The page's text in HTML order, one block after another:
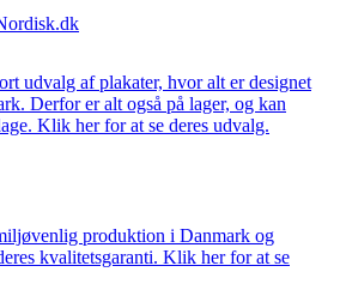
udvalg af plakater, hvor alt er designet
Derfor er alt også på lager, og kan
Klik her for at se deres udvalg.
produktion i Danmark og
kvalitetsgaranti. Klik her for at se